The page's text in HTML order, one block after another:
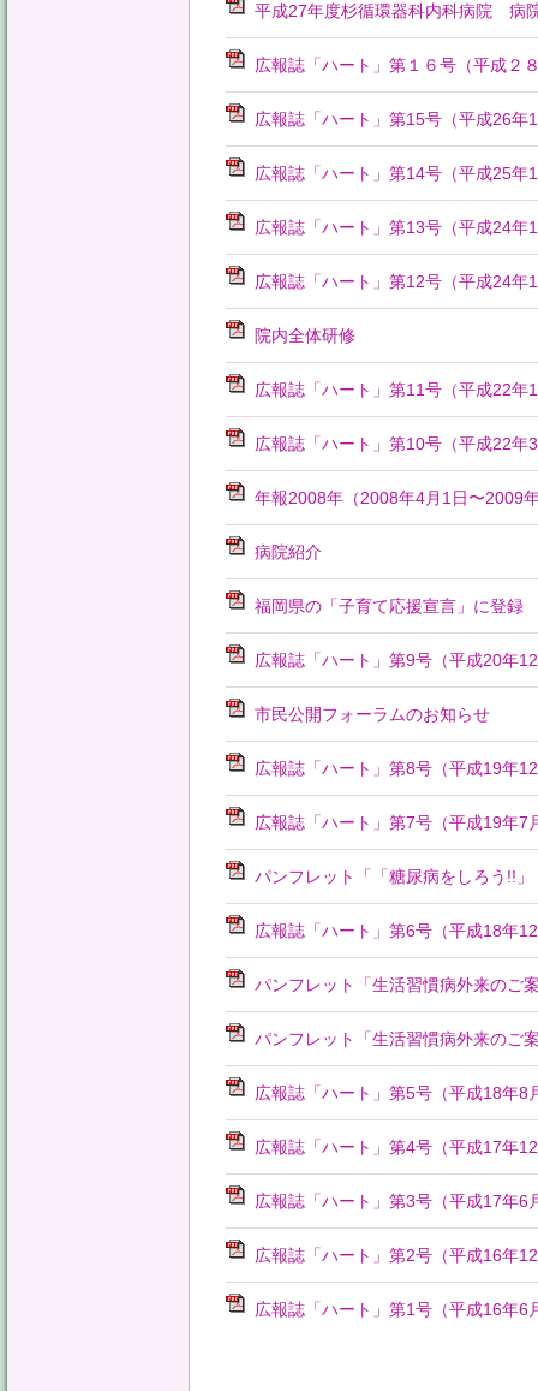
平成27年度杉循環器科内科病院 病
広報誌「ハート」第１６号（平成２
広報誌「ハート」第15号（平成26年
広報誌「ハート」第14号（平成25年
広報誌「ハート」第13号（平成24年
広報誌「ハート」第12号（平成24年
院内全体研修
広報誌「ハート」第11号（平成22年
広報誌「ハート」第10号（平成22年
年報2008年（2008年4月1日〜2009
病院紹介
福岡県の「子育て応援宣言」に登録
広報誌「ハート」第9号（平成20年
市民公開フォーラムのお知らせ
広報誌「ハート」第8号（平成19年
広報誌「ハート」第7号（平成19年7
パンフレット「「糖尿病をしろう!!」
広報誌「ハート」第6号（平成18年
パンフレット「生活習慣病外来のご
パンフレット「生活習慣病外来のご
広報誌「ハート」第5号（平成18年8
広報誌「ハート」第4号（平成17年
広報誌「ハート」第3号（平成17年6
広報誌「ハート」第2号（平成16年
広報誌「ハート」第1号（平成16年6